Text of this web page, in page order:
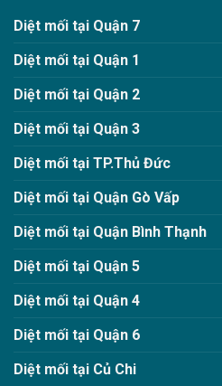
Diệt mối tại Quận 7
Diệt mối tại Quận 1
Diệt mối tại Quận 2
Diệt mối tại Quận 3
Diệt mối tại TP.Thủ Đức
Diệt mối tại Quận Gò Vấp
Diệt mối tại Quận Bình Thạnh
Diệt mối tại Quận 5
Diệt mối tại Quận 4
Diệt mối tại Quận 6
Diệt mối tại Củ Chi